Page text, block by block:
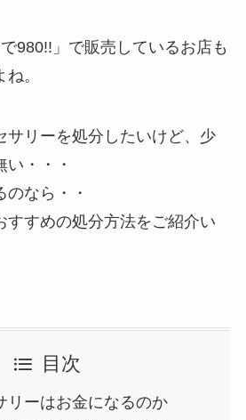
980!!」で販売しているお店も
。
サリーを処分したいけど、少
い・・・
なら・・
すすめの処分方法をご紹介い
目次
リーはお金になるのか